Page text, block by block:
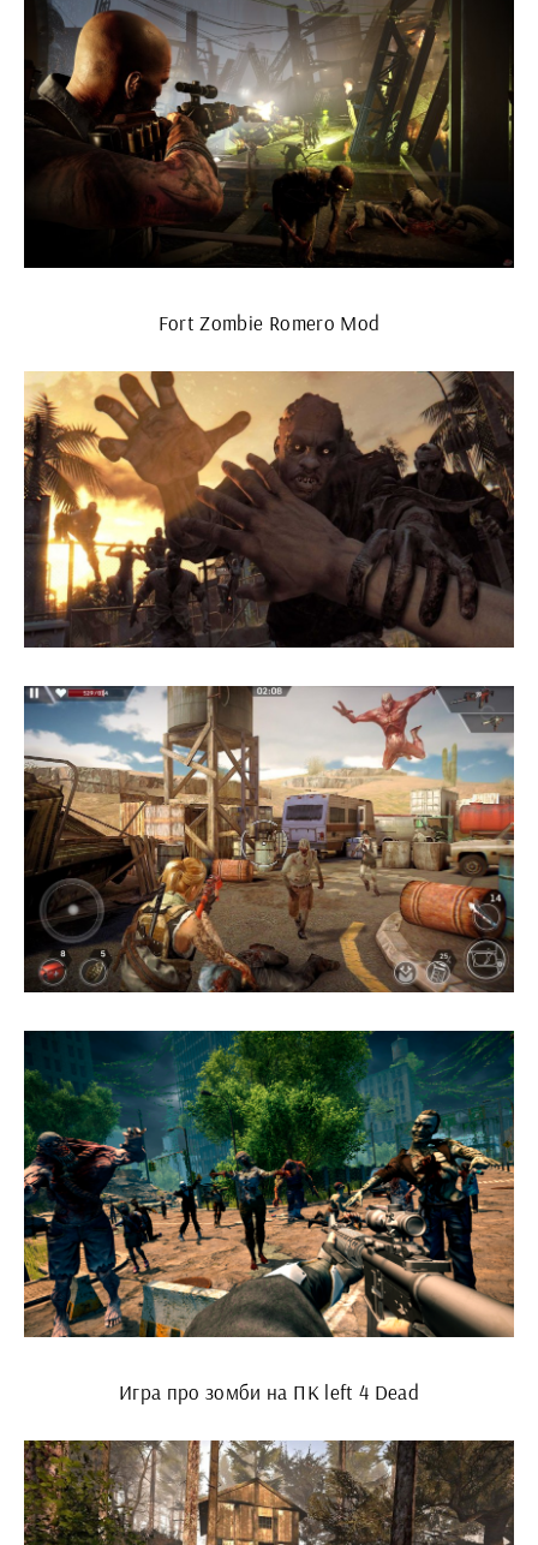
Fort Zombie Romero Mod
Игра про зомби на ПК left 4 Dead